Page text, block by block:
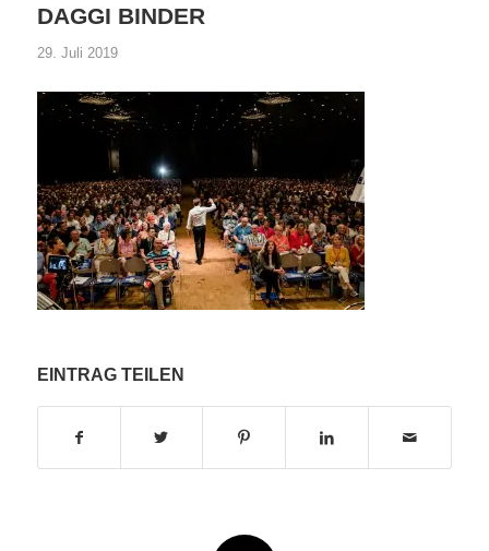
DAGGI BINDER
29. Juli 2019
EINTRAG TEILEN